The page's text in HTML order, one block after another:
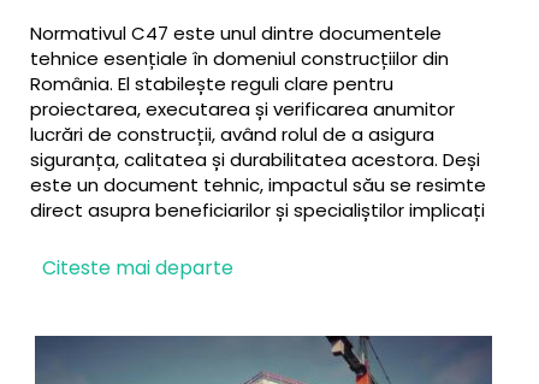
Normativul C47 este unul dintre documentele
tehnice esențiale în domeniul construcțiilor din
România. El stabilește reguli clare pentru
proiectarea, executarea și verificarea anumitor
lucrări de construcții, având rolul de a asigura
siguranța, calitatea și durabilitatea acestora. Deși
este un document tehnic, impactul său se resimte
direct asupra beneficiarilor și specialiștilor implicați
constructori și proprietari
Citeste mai departe